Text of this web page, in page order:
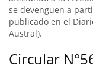
se devenguen a
publicado en el
Austral).
Circular